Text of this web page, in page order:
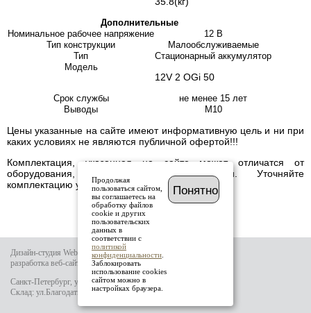
Дополнительные
Номинальное рабочее напряжение
12 В
Тип конструкции
Малообслуживаемые
Тип
Стационарный аккумулятор
Модель
12V 2 OGi 50
Срок службы
не менее 15 лет
Выводы
М10
Цены указанные на сайте имеют информативную цель и ни при
каких условиях не являются публичной офертой!!!
Комплектация, указанная на сайте может отличатся от
оборудования, имеющегося в наличии. Уточняйте
комплектацию у менеджера.
Дизайн-студия Website-it
разработка веб-сайта
Санкт-Петербург, ул.Тамбовская д.69 лит.Б
Склад: ул.Благодатная д.64
Продолжая
пользоваться сайтом,
вы соглашаетесь на
обработку файлов
cookie и других
пользовательских
данных в
соответствии с
политикой
конфиденциальности
Заблокировать
использование cookies
сайтом можно в
настройках браузера.
Понятно